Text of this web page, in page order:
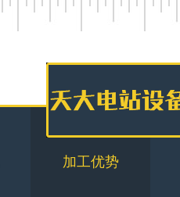
加工优势